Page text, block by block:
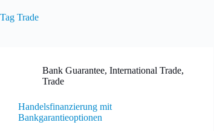
Tag Trade
Bank Guarantee, International Trade,
Trade
Handelsfinanzierung mit
Bankgarantieoptionen